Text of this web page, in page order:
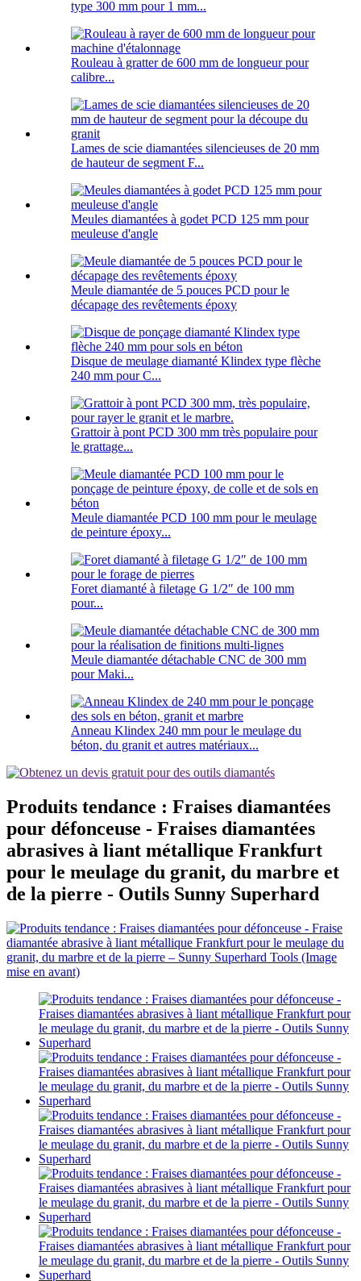
type 300 mm pour 1 mm...
Rouleau à gratter de 600 mm de longueur pour
calibre...
Lames de scie diamantées silencieuses de 20 mm
de hauteur de segment F...
Meules diamantées à godet PCD 125 mm pour
meuleuse d'angle
Meule diamantée de 5 pouces PCD pour le
décapage des revêtements époxy
Disque de meulage diamanté Klindex type flèche
240 mm pour C...
Grattoir à pont PCD 300 mm très populaire pour
le grattage...
Meule diamantée PCD 100 mm pour le meulage
de peinture époxy...
Foret diamanté à filetage G 1/2″ de 100 mm
pour...
Meule diamantée détachable CNC de 300 mm
pour Maki...
Anneau Klindex 240 mm pour le meulage du
béton, du granit et autres matériaux...
Produits tendance : Fraises diamantées
pour défonceuse - Fraises diamantées
abrasives à liant métallique Frankfurt
pour le meulage du granit, du marbre et
de la pierre - Outils Sunny Superhard